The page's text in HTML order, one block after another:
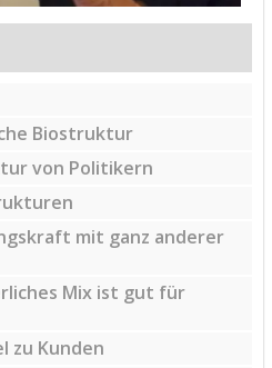
Biostruktur
von Politikern
mit ganz anderer
Mix ist gut für
zu Kunden